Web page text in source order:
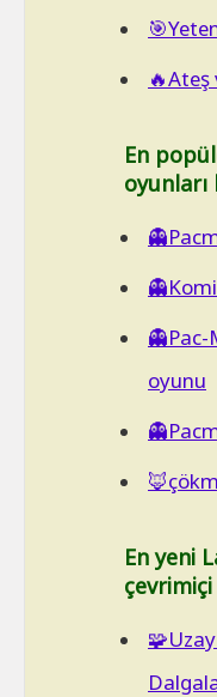
🔥Ateş
En
oyunları
oyunu
En yeni